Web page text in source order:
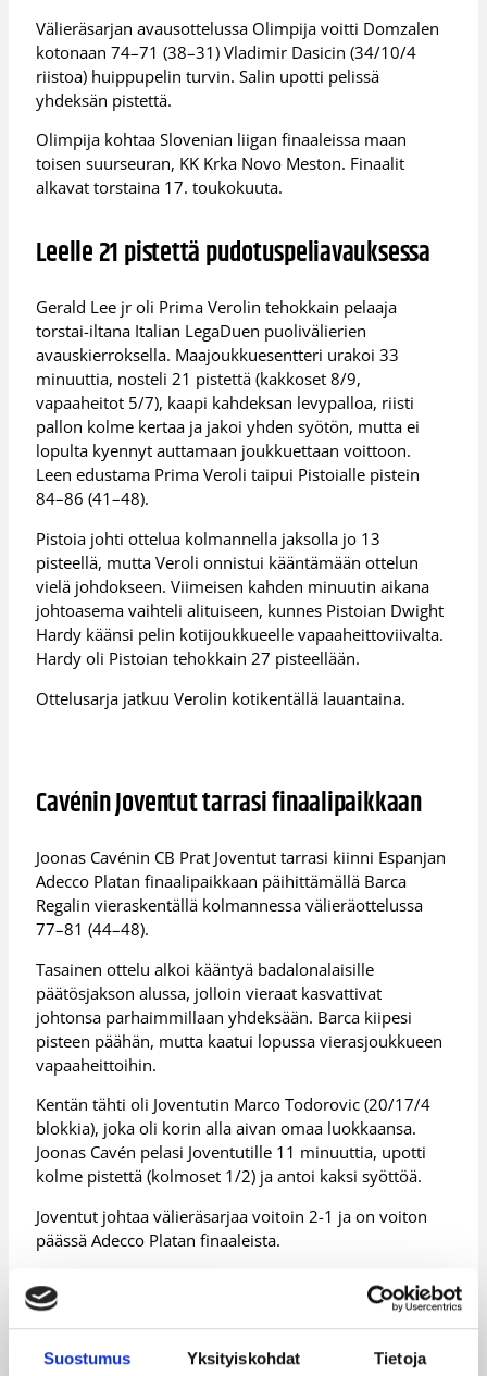
Suostumus Yksityiskohdat Tietoja
Välieräsarjan avausottelussa Olimpija voitti Domzalen
kotonaan 74–71 (38–31) Vladimir Dasicin (34/10/4
riistoa) huippupelin turvin. Salin upotti pelissä
yhdeksän pistettä.
Olimpija kohtaa Slovenian liigan finaaleissa maan
toisen suurseuran, KK Krka Novo Meston. Finaalit
alkavat torstaina 17. toukokuuta.
Leelle 21 pistettä pudotuspeliavauksessa
Gerald Lee jr oli Prima Verolin tehokkain pelaaja
torstai-iltana Italian LegaDuen puolivälierien
avauskierroksella. Maajoukkuesentteri urakoi 33
minuuttia, nosteli 21 pistettä (kakkoset 8/9,
vapaaheitot 5/7), kaapi kahdeksan levypalloa, riisti
pallon kolme kertaa ja jakoi yhden syötön, mutta ei
lopulta kyennyt auttamaan joukkuettaan voittoon.
Leen edustama Prima Veroli taipui Pistoialle pistein
84–86 (41–48).
Pistoia johti ottelua kolmannella jaksolla jo 13
pisteellä, mutta Veroli onnistui kääntämään ottelun
vielä johdokseen. Viimeisen kahden minuutin aikana
johtoasema vaihteli alituiseen, kunnes Pistoian Dwight
Hardy käänsi pelin kotijoukkueelle vapaaheittoviivalta.
Hardy oli Pistoian tehokkain 27 pisteellään.
Ottelusarja jatkuu Verolin kotikentällä lauantaina.
Cavénin Joventut tarrasi finaalipaikkaan
Joonas Cavénin CB Prat Joventut tarrasi kiinni Espanjan
Adecco Platan finaalipaikkaan päihittämällä Barca
Regalin vieraskentällä kolmannessa välieräottelussa
77–81 (44–48).
Tasainen ottelu alkoi kääntyä badalonalaisille
päätösjakson alussa, jolloin vieraat kasvattivat
johtonsa parhaimmillaan yhdeksään. Barca kiipesi
pisteen päähän, mutta kaatui lopussa vierasjoukkueen
vapaaheittoihin.
Kentän tähti oli Joventutin Marco Todorovic (20/17/4
blokkia), joka oli korin alla aivan omaa luokkaansa.
Joonas Cavén pelasi Joventutille 11 minuuttia, upotti
kolme pistettä (kolmoset 1/2) ja antoi kaksi syöttöä.
Joventut johtaa välieräsarjaa voitoin 2-1 ja on voiton
päässä Adecco Platan finaaleista.
Päivitetty